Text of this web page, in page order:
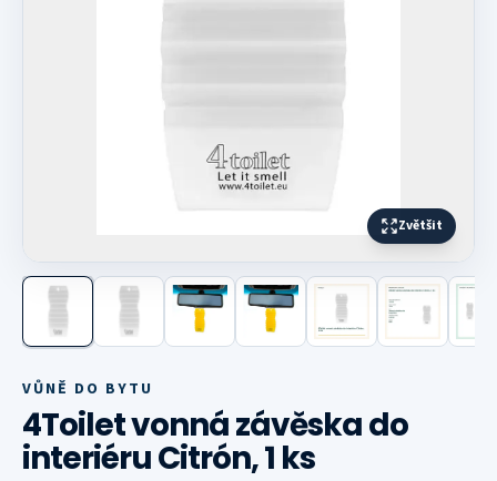
Zvětšit
Další fotografie
VŮNĚ DO BYTU
4Toilet vonná závěska do
interiéru Citrón, 1 ks